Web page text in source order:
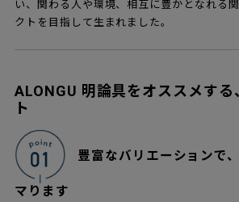
い、関わる人や環境、相互に豊かとなれる
クトを目指して生まれました。
ALONGU 明論具をオススメする
ト
豊富なバリエーションで
マります